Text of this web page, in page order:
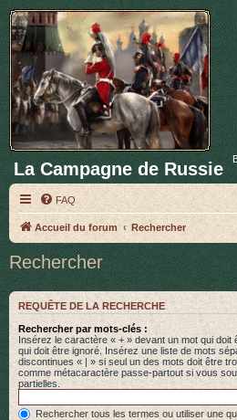
La Campagne de Russie
FAQ
Accueil du forum Rechercher
Rechercher
REQUÊTE DE LA RECHERCHE
Rechercher par mots-clés :
Insérez le caractère « + » devant un mot qui
qui doit être ignoré. Insérez une liste de mots
discontinues « | » si seul un des mots doit être
comme métacaractère passe-partout si vous
partielles.
Rechercher tous les termes ou utiliser une